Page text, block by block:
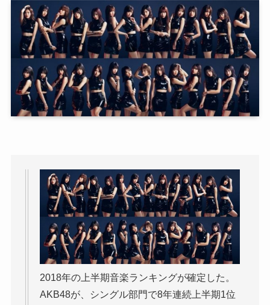
2018年の上半期音楽ランキングが確定した。
AKB48が、シングル部門で8年連続上半期1位